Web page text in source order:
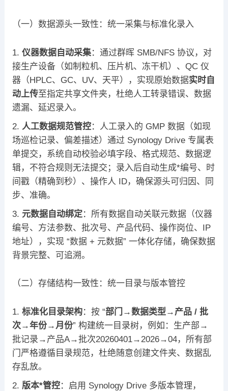
（一）数据源头一致性：统一采集与标准化录入
仪器数据自动采集：通过群晖 SMB/NFS 协议，对
接生产设备（如制粒机、压片机、冻干机）、QC 仪
器（HPLC、GC、UV、天平），实现原始数据实时自
动上传至指定共享文件夹，杜绝人工转录错误、数据
遗漏、延迟录入。
人工数据规范管控：人工录入的 GMP 数据（如现
场巡检记录、偏差描述）通过 Synology Drive 专属表
单提交，系统自动校验必填字段、格式规范、数据逻
辑，不符合规则无法提交；录入后自动生成*编号、时
间戳（精确到秒）、操作人 ID，确保源头可归因、同
步、准确。
元数据自动绑定：所有数据自动关联元数据（仪器
编号、方法参数、批次号、产品代码、操作岗位、IP
地址），实现 “数据 + 元数据” 一体化存储，确保数据
背景完整、可追溯。
（二）存储结构一致性：统一目录与版本管控
标准化目录架构：按 “部门→数据类型→产品 / 批
次→年份→月份” 构建统一目录树，例如：生产部→
批记录→产品A→批次20260401→2026→04，所有部
门严格遵循目录规范，杜绝随意创建文件夹、数据乱
存乱放。
版本*管控：启用 Synology Drive 多版本管理，